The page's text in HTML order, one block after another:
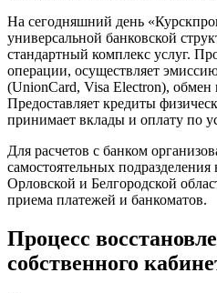
На сегодняшний день
универсальной банковской
стандартный комплекс услуг.
операции, осуществляет
(UnionCard, Visa Electron),
Предоставляет кредиты
принимает вклады и оплату по
Для расчетов с банком
самостоятельных
Орловской и Белгородской
приема платежей и банкоматов.
Процесс
собственного